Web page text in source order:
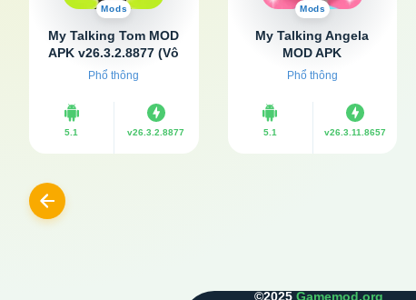
Mods
My Talking Tom MOD
APK v26.3.2.8877 (Vô
hạn tiền, Full kim
Phổ thông
5.1 v26.3.2.8877
Mods
My Talking Angela
MOD APK
v26.3.11.8657 (Vô hạn
Phổ thông
5.1 v26.3.11.8657
Previous
©2025 Gamemod.org